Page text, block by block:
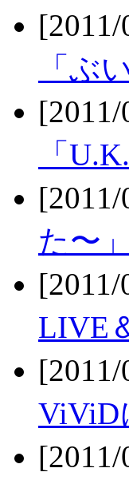
「ぶ
「
た〜
LIVE
ViViD